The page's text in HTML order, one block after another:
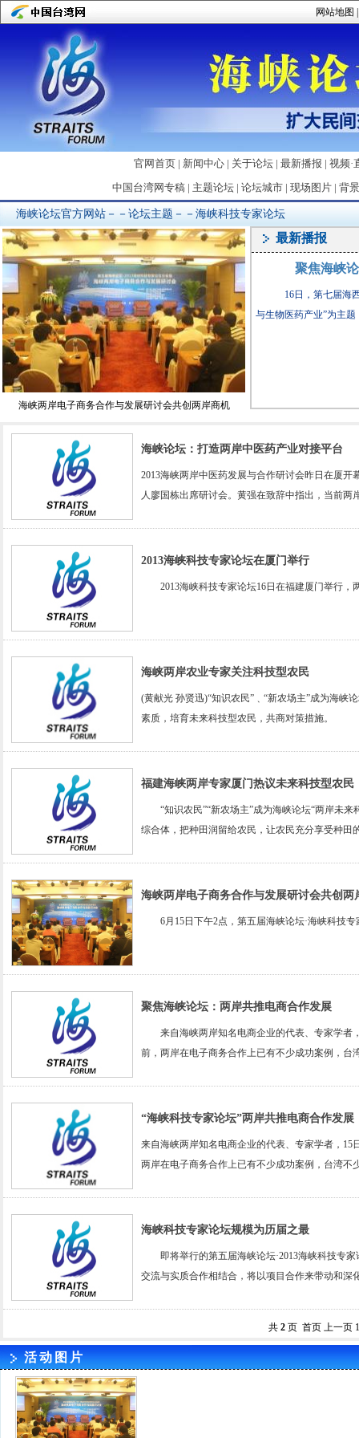
网站地图
官网首页 | 新闻中心 | 关于论坛 | 最新播报 | 视频·
中国台湾网专稿 | 主题论坛 | 论坛城市 | 现场图片 | 背
海峡论坛官方网站－－论坛主题－－ 海峡科技专家论坛
海峡两岸电子商务合作与发展研讨会共创两岸商机
最新播报
聚焦海峡
16日，第七届海西
与生物医药产业”为主
海峡论坛：打造两岸中医药产业对接平台
2013海峡两岸中医药发展与合作研讨会昨日在厦
人廖国栋出席研讨会。黄强在致辞中指出，当前
2013海峡科技专家论坛在厦门举行
2013海峡科技专家论坛16日在福建厦门举行，
海峡两岸农业专家关注科技型农民
(黄献光 孙贤迅)“知识农民”﹑“新农场主”成为海峡
素质，培育未来科技型农民，共商对策措施。
福建海峡两岸专家厦门热议未来科技型农民
“知识农民”“新农场主”成为海峡论坛“两岸未来
综合体，把种田润留给农民，让农民充分享受种田
海峡两岸电子商务合作与发展研讨会共创两
6月15日下午2点，第五届海峡论坛·海峡科技专
聚焦海峡论坛：两岸共推电商合作发展
来自海峡两岸知名电商企业的代表、专家学者
前，两岸在电子商务合作上已有不少成功案例，台
“海峡科技专家论坛”两岸共推电商合作发展
来自海峡两岸知名电商企业的代表、专家学者，
两岸在电子商务合作上已有不少成功案例，台湾不
海峡科技专家论坛规模为历届之最
即将举行的第五届海峡论坛·2013海峡科技专家
交流与实质合作相结合，将以项目合作来带动和深
共2 页 首页 上一页
活动图片